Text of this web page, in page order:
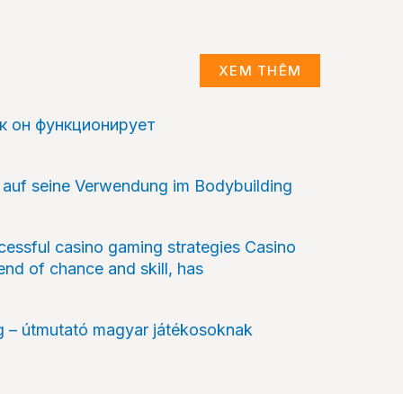
XEM THÊM
он функционирует
seine Verwendung im Bodybuilding
casino gaming strategies Casino
of chance and skill, has
– útmutató magyar játékosoknak